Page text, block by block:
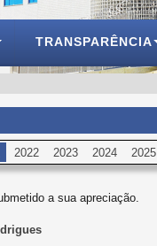
TRANSPARÊNCIA
2022 2023 2024 2025
a sua apreciação.